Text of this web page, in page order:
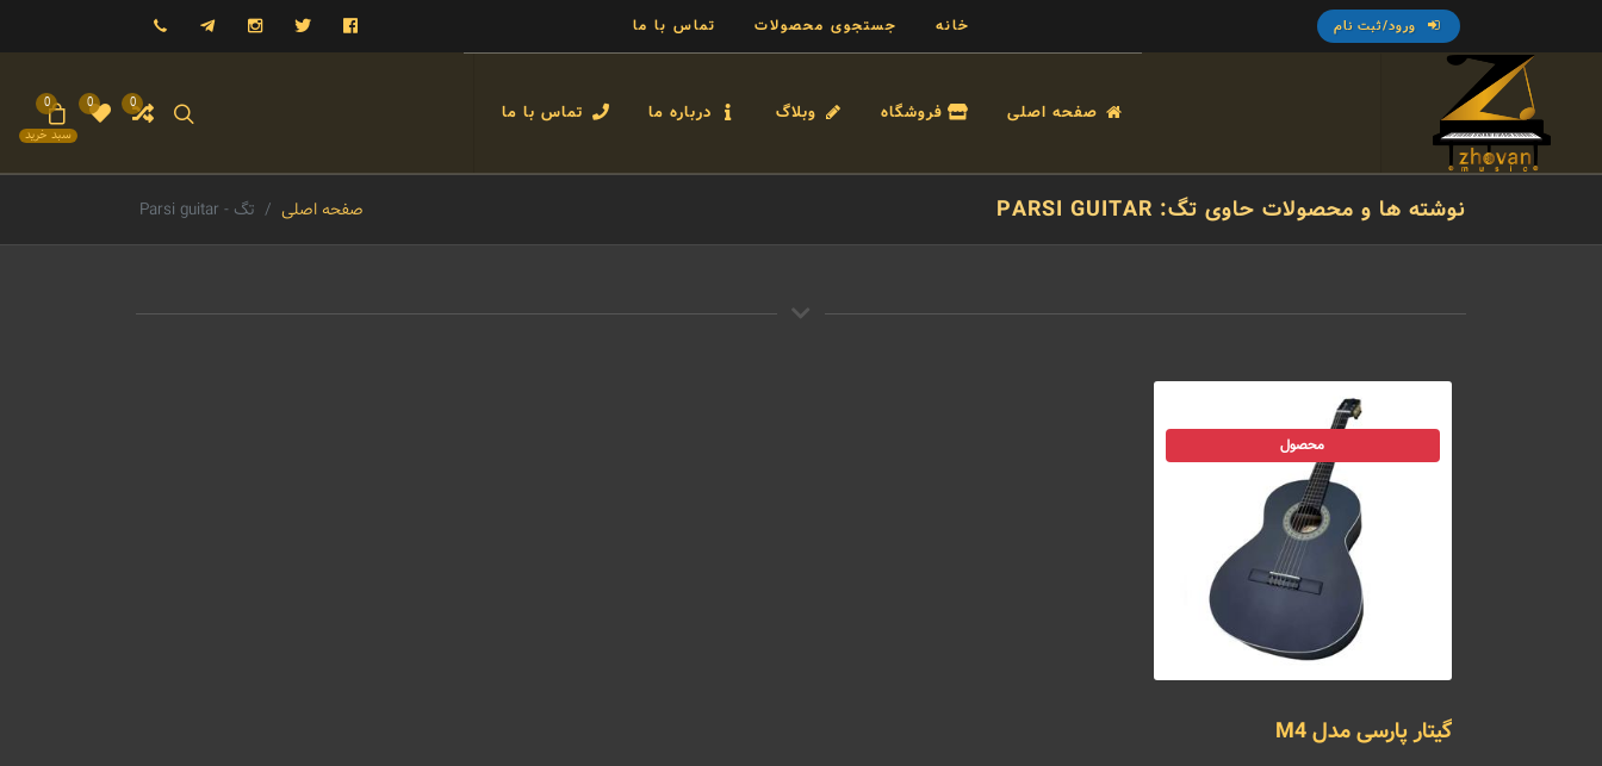
ورود/ثبت نام خانه جستجوی محصولات تماس با ما فیسبوک توییتر اینستاگرام تلگرام
0
0
سبد خرید
0 صفحه اصلی فروشگاه وبلاگ درباره ما تماس با ما
نوشته ها و محصولات حاوی تگ: PARSI GUITAR صفحه اصلی تگ - Parsi guitar
محصول
گیتار پارسی مدل M4